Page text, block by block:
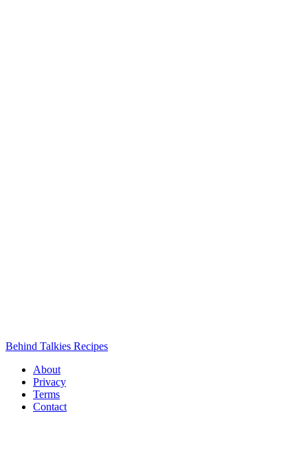
Behind Talkies Recipes
About
Privacy
Terms
Contact